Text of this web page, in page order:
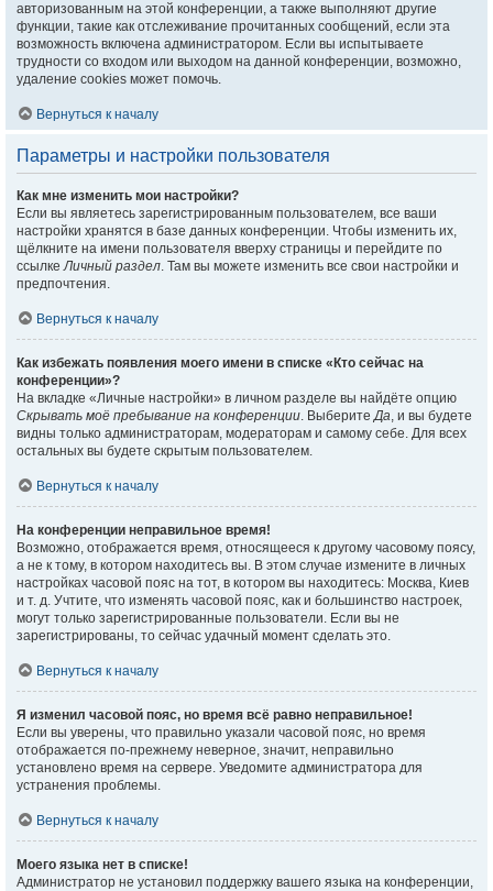
авторизованным на этой конференции, а также выполняют другие
функции, такие как отслеживание прочитанных сообщений, если эта
возможность включена администратором. Если вы испытываете
трудности со входом или выходом на данной конференции, возможно,
удаление cookies может помочь.
Вернуться к началу
Параметры и настройки пользователя
Как мне изменить мои настройки?
Если вы являетесь зарегистрированным пользователем, все ваши
настройки хранятся в базе данных конференции. Чтобы изменить их,
щёлкните на имени пользователя вверху страницы и перейдите по
ссылкеЛичный раздел. Там вы можете изменить все свои настройки и
предпочтения.
Вернуться к началу
Как избежать появления моего имени в списке «Кто сейчас на
конференции»?
На вкладке «Личные настройки» в личном разделе вы найдёте опцию
Скрывать моё пребывание на конференции. ВыберитеДа, и вы будете
видны только администраторам, модераторам и самому себе. Для всех
остальных вы будете скрытым пользователем.
Вернуться к началу
На конференции неправильное время!
Возможно, отображается время, относящееся к другому часовому поясу,
а не к тому, в котором находитесь вы. В этом случае измените в личных
настройках часовой пояс на тот, в котором вы находитесь: Москва, Киев
и т. д. Учтите, что изменять часовой пояс, как и большинство настроек,
могут только зарегистрированные пользователи. Если вы не
зарегистрированы, то сейчас удачный момент сделать это.
Вернуться к началу
Я изменил часовой пояс, но время всё равно неправильное!
Если вы уверены, что правильно указали часовой пояс, но время
отображается по-прежнему неверное, значит, неправильно
установлено время на сервере. Уведомите администратора для
устранения проблемы.
Вернуться к началу
Моего языка нет в списке!
Администратор не установил поддержку вашего языка на конференции,